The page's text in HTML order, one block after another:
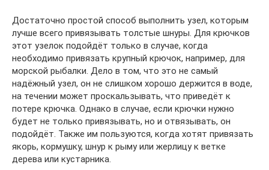
Достаточно простой способ выполнить узел, которым
лучше всего привязывать толстые шнуры. Для крючков
этот узелок подойдёт только в случае, когда
необходимо привязать крупный крючок, например, для
морской рыбалки. Дело в том, что это не самый
надёжный узел, он не слишком хорошо держится в воде,
на течении может проскальзывать, что приведёт к
потере крючка. Однако в случае, если крючки нужно
будет не только привязывать, но и отвязывать, он
подойдёт. Также им пользуются, когда хотят привязать
якорь, кормушку, шнур к рыму или жерлицу к ветке
дерева или кустарника.